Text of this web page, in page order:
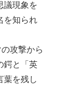
議現象を
を知られ
攻撃から
鍔と「英
葉を残し